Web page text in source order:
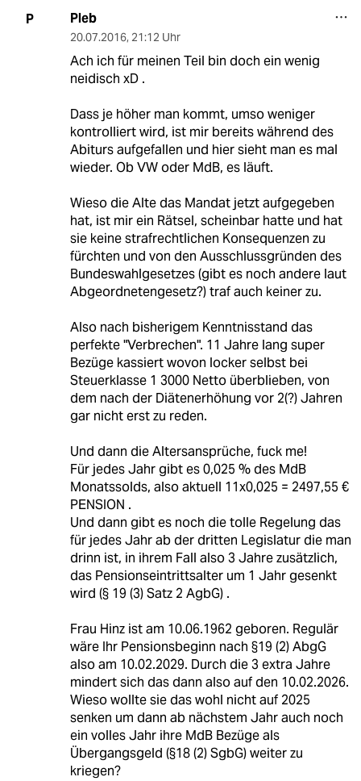
P Pleb
20.07.2016, 21:12 Uhr
Ach ich für meinen Teil bin doch ein wenig
neidisch xD .
Dass je höher man kommt, umso weniger
kontrolliert wird, ist mir bereits während des
Abiturs aufgefallen und hier sieht man es mal
wieder. Ob VW oder MdB, es läuft.
Wieso die Alte das Mandat jetzt aufgegeben
hat, ist mir ein Rätsel, scheinbar hatte und hat
sie keine strafrechtlichen Konsequenzen zu
fürchten und von den Ausschlussgründen des
Bundeswahlgesetzes (gibt es noch andere laut
Abgeordnetengesetz?) traf auch keiner zu.
Also nach bisherigem Kenntnisstand das
perfekte "Verbrechen". 11 Jahre lang super
Bezüge kassiert wovon locker selbst bei
Steuerklasse 1 3000 Netto überblieben, von
dem nach der Diätenerhöhung vor 2(?) Jahren
gar nicht erst zu reden.
Und dann die Altersansprüche, fuck me!
Für jedes Jahr gibt es 0,025 % des MdB
Monatssolds, also aktuell 11x0,025 = 2497,55 €
PENSION .
Und dann gibt es noch die tolle Regelung das
für jedes Jahr ab der dritten Legislatur die man
drinn ist, in ihrem Fall also 3 Jahre zusätzlich,
das Pensionseintrittsalter um 1 Jahr gesenkt
wird (§ 19 (3) Satz 2 AgbG) .
Frau Hinz ist am 10.06.1962 geboren. Regulär
wäre Ihr Pensionsbeginn nach §19 (2) AbgG
also am 10.02.2029. Durch die 3 extra Jahre
mindert sich das dann also auf den 10.02.2026.
Wieso wollte sie das wohl nicht auf 2025
senken um dann ab nächstem Jahr auch noch
ein volles Jahr ihre MdB Bezüge als
Übergangsgeld (§18 (2) SgbG) weiter zu
kriegen?